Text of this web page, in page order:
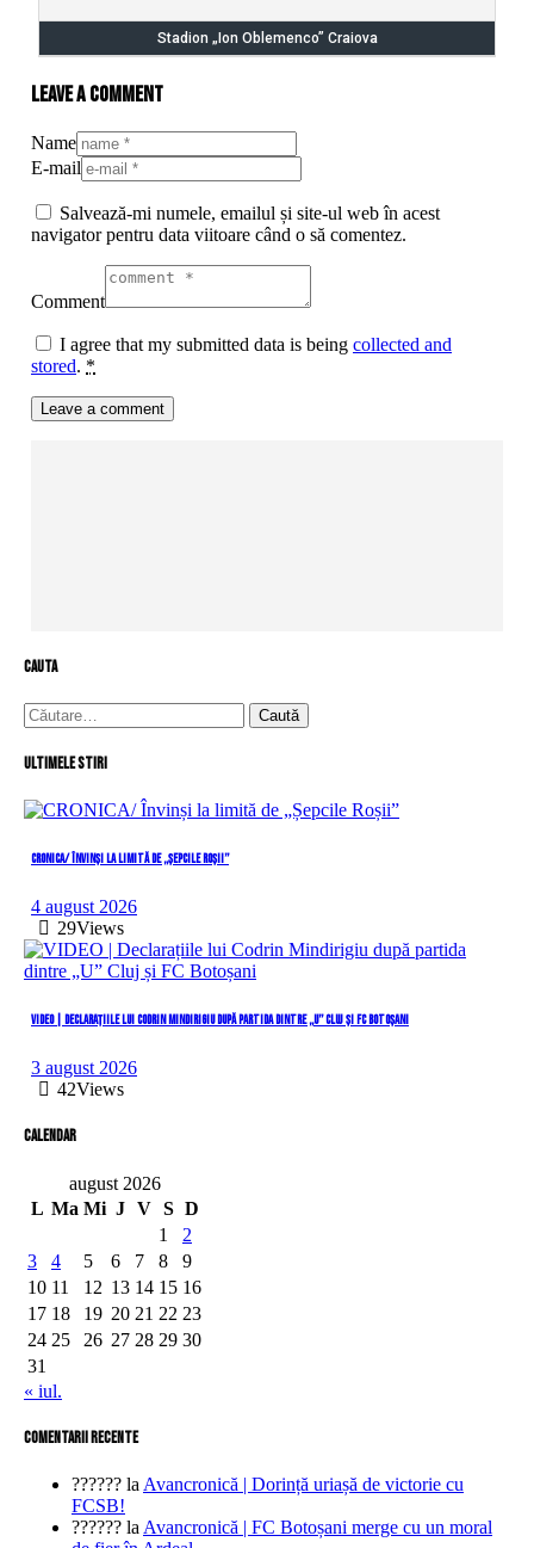
Stadion „Ion Oblemenco” Craiova
Leave a comment
Name
E-mail
Salvează-mi numele, emailul și site-ul web în acest
navigator pentru data viitoare când o să comentez.
Comment
I agree that my submitted data is being collected and
stored. *
cauta
Caută
după:
Ultimele stiri
CRONICA/ Învinși la limită de „Șepcile Roșii”
4 august 2026
29Views
VIDEO | Declarațiile lui Codrin Mindirigiu după partida dintre „U” Cluj și FC Botoșani
3 august 2026
42Views
Calendar
august 2026
L Ma Mi J V S D
1
2
3
4 5 6 7 8
9
10 11 12 13 14 15 16
17 18 19 20 21 22 23
24 25 26 27 28 29 30
31
« iul.
comentarii recente
?????? la Avancronică | Dorință uriașă de victorie cu
FCSB!
?????? la Avancronică | FC Botoșani merge cu un moral